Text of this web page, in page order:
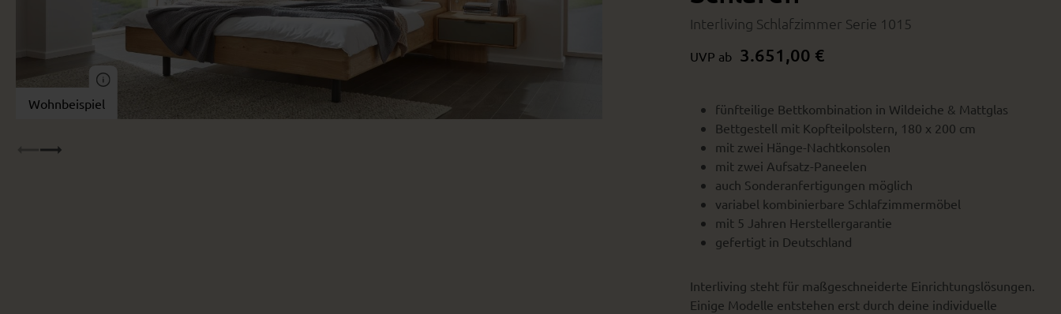
Wohnbeispiel
Wohnbeispiel
Interliving Schlafzimmer Serie 1015
UVP ab 3.651,00 €
fünfteilige Bettkombination in Wildeiche & Mattglas
Bettgestell mit Kopfteilpolstern, 180 x 200 cm
mit zwei Hänge-Nachtkonsolen
mit zwei Aufsatz-Paneelen
auch Sonderanfertigungen möglich
variabel kombinierbare Schlafzimmermöbel
mit 5 Jahren Herstellergarantie
gefertigt in Deutschland
Interliving steht für maßgeschneiderte Einrichtungslösungen.
Einige Modelle entstehen erst durch deine individuelle